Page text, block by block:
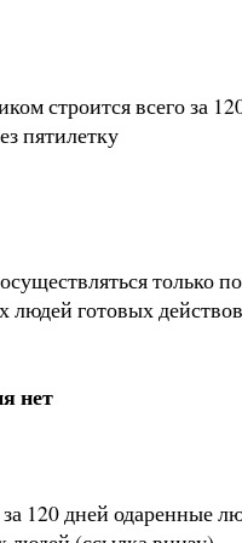
строится всего за
пятилетку
только
готовых
нет
120 дней одаренные